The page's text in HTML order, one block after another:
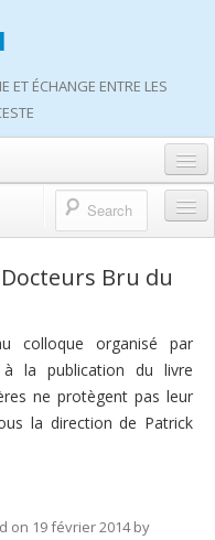
ET ÉCHANGE ENTRE LES
Bru du
colloque organisé par
à la publication du livre
ne protègent pas leur
la direction de Patrick
on 19 février 2014by